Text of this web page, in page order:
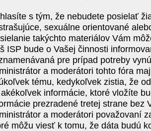
s tým, že nebudete posielať
sexuálne orientované
takýchto materiálov Vám
ISP bude o Vašej činnosti
pre prípad potreby
a moderátori tohto fóra
tému, kedykoľvek zistia, že
informácie, ktoré vložíte
prezradené tretej strane bez
a moderátori považovaní
môžu viesť k tomu, že dáta budú